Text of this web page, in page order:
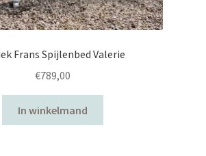
Frans Spijlenbed Valerie
€789,00
In winkelmand